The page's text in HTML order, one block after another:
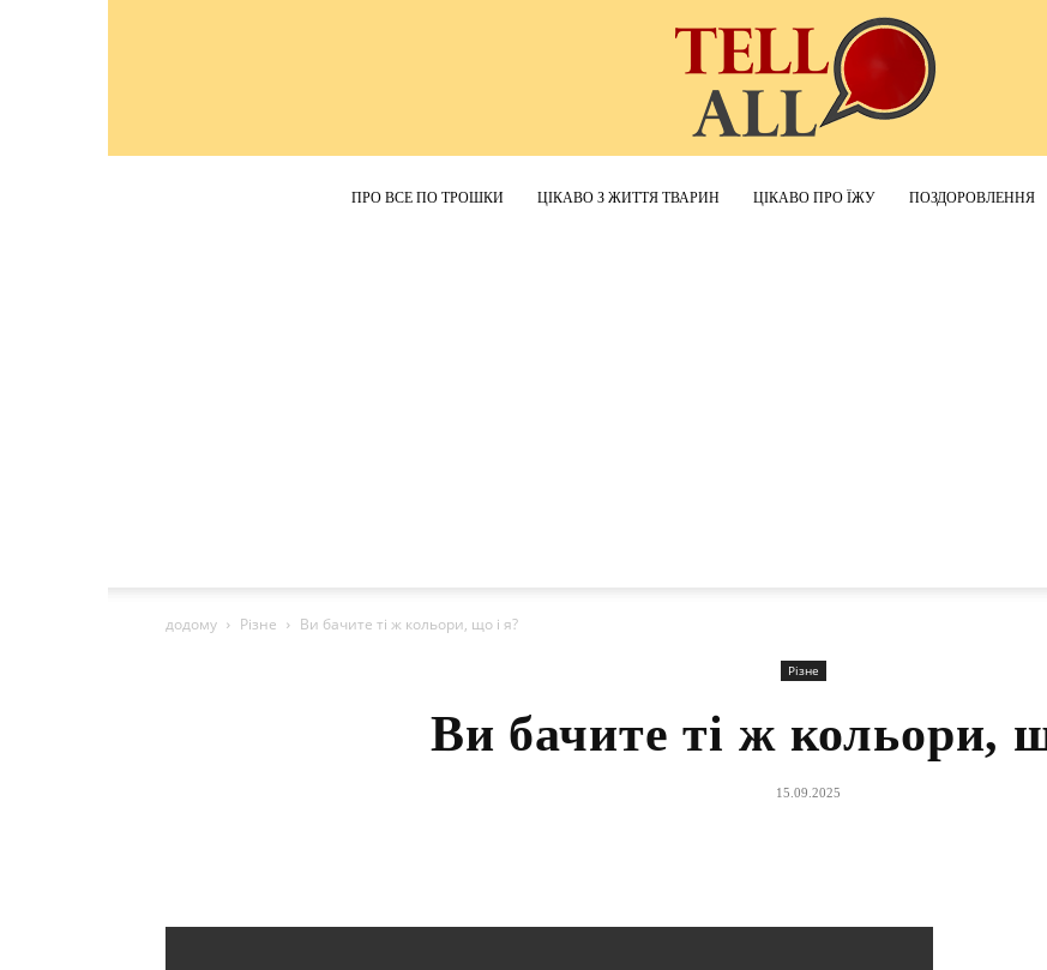
ПРО ВСЕ ПО ТРОШКИ ЦІКАВО З ЖИТТЯ ТВАРИН ЦІКАВО ПРО ЇЖУ ПОЗДОРОВЛЕННЯ
додому Різне Ви бачите ті ж кольори, що і я?
Різне
Ви бачите ті ж кольори,
15.09.2025